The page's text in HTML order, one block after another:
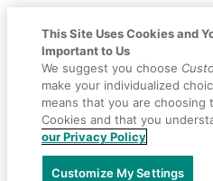
This Site Uses Cookies and
Important to Us
We suggest you choose
make your individualized
means that you are
Cookies and that you
our Privacy Policy
Customize My Settings